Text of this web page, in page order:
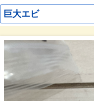
巨大エビ